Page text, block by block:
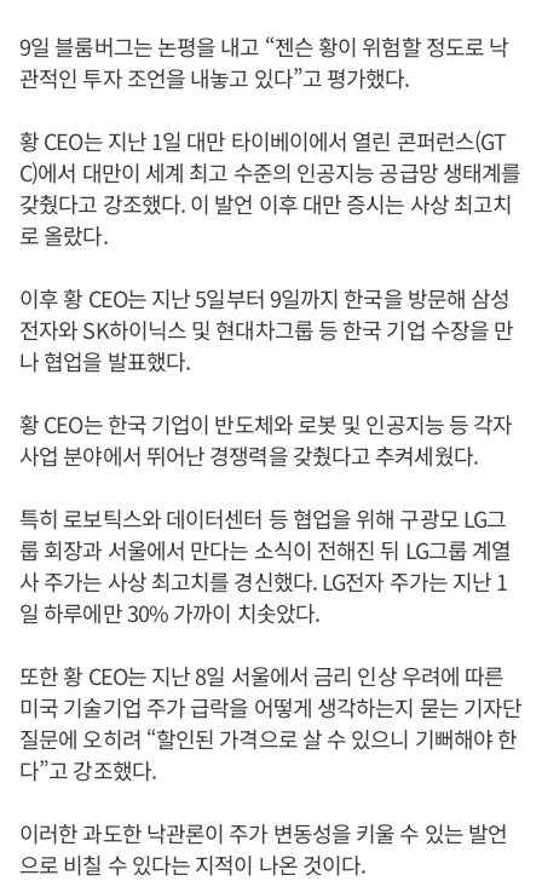
9일 블룸버그는 논평을 내고 “젠슨 황이 위험할 정도로 낙
관적인 투자 조언을 내놓고 있다”고 평가했다.
황 CEO는 지난 1일 대만 타이베이에서 열린 콘퍼런스(GT
C)에서 대만이 세계 최고 수준의 인공지능 공급망 생태계를
갖췄다고 강조했다. 이 발언 이후 대만 증시는 사상 최고치
로 올랐다.
이후 황 CEO는 지난 5일부터 9일까지 한국을 방문해 삼성
전자와 SK하이닉스 및 현대차그룹 등 한국 기업 수장을 만
나 협업을 발표했다.
황 CEO는 한국 기업이 반도체와 로봇 및 인공지능 등 각자
사업 분야에서 뛰어난 경쟁력을 갖췄다고 추켜세웠다.
특히 로보틱스와 데이터센터 등 협업을 위해 구광모 LG그
룹 회장과 서울에서 만다는 소식이 전해진 뒤 LG그룹 계열
사 주가는 사상 최고치를 경신했다. LG전자 주가는 지난 1
일 하루에만 30% 가까이 치솟았다.
또한 황 CEO는 지난 8일 서울에서 금리 인상 우려에 따른
미국 기술기업 주가 급락을 어떻게 생각하는지 묻는 기자단
질문에 오히려 “할인된 가격으로 살 수 있으니 기뻐해야 한
다”고 강조했다.
이러한 과도한 낙관론이 주가 변동성을 키울 수 있는 발언
으로 비칠 수 있다는 지적이 나온 것이다.